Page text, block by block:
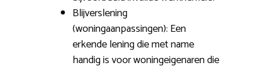
Blijverslening
(woningaanpassingen): Een
erkende lening die met name
handig is voor woningeigenaren die